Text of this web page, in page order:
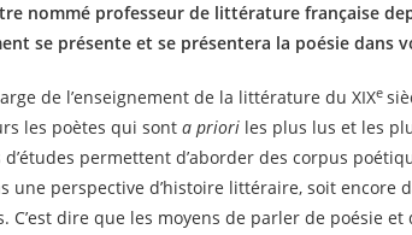
nommé professeur de littérature française
se présente et se présentera la poésie dans
de l’enseignement de la littérature du XIXe
les poètes qui sont a priori les plus lus et les
permettent d’aborder des corpus
perspective d’histoire littéraire, soit encore
C’est dire que les moyens de parler de poésie